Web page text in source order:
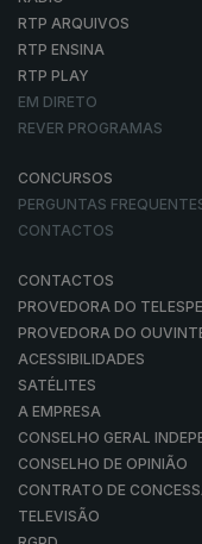
RTP ARQUIVOS
RTP ENSINA
RTP PLAY
EM DIRETO
REVER PROGRAMAS
CONCURSOS
PERGUNTAS
CONTACTOS
CONTACTOS
PROVEDORA DO
PROVEDORA DO
ACESSIBILIDADES
SATÉLITES
A EMPRESA
CONSELHO GERAL
CONSELHO DE OPINIÃO
CONTRATO DE
TELEVISÃO